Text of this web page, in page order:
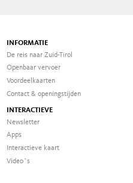
INFORMATIE
De reis naar Zuid-Tirol
Openbaar vervoer
Voordeelkaarten
Contact & openingstijden
INTERACTIEVE
Newsletter
Apps
Interactieve kaart
Video`s